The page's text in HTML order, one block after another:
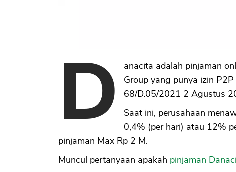
D
anacita adalah pinjaman
Group yang punya izin
68/D.05/2021 2 Agustus
Saat ini, perusahaan
0,4% (per hari) atau 12%
pinjaman Max Rp 2 M.
Muncul pertanyaan apakah pinjaman